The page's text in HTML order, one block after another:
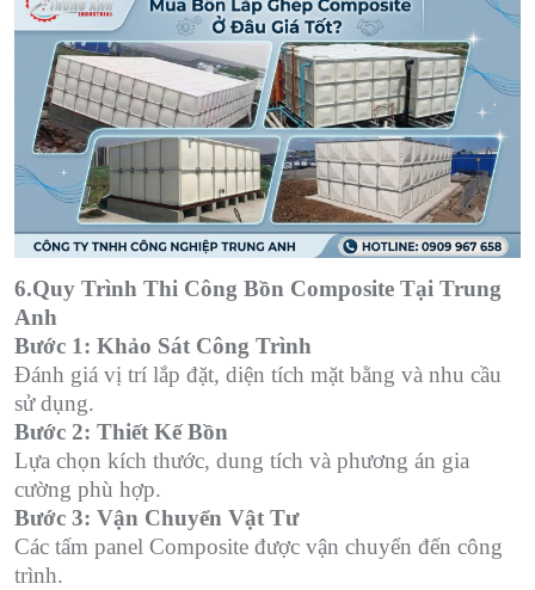
6.Quy Trình Thi Công Bồn Composite Tại Trung
Anh
Bước 1: Khảo Sát Công Trình
Đánh giá vị trí lắp đặt, diện tích mặt bằng và nhu cầu
sử dụng.
Bước 2: Thiết Kế Bồn
Lựa chọn kích thước, dung tích và phương án gia
cường phù hợp.
Bước 3: Vận Chuyển Vật Tư
Các tấm panel Composite được vận chuyển đến công
trình.